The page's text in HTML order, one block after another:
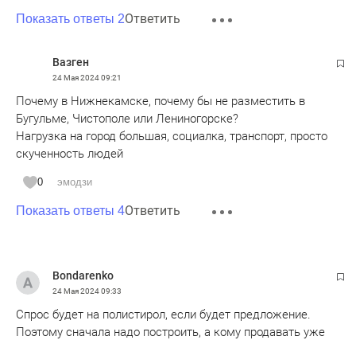
Показать ответы 2Ответить
Вазген
24 Мая 202409:21
Почему в Нижнекамске, почему бы не разместить в
Бугульме, Чистополе или Лениногорске?
Нагрузка на город большая, социалка, транспорт, просто
скученность людей
0 эмодзи
Показать ответы 4Ответить
Bondarenko
24 Мая 202409:33
Спрос будет на полистирол, если будет предложение.
Поэтому сначала надо построить, а кому продавать уже